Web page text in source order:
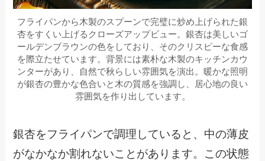
フライパンから木製のスプーンで完璧に炒め上げられた銀
杏をすくい上げるクローズアップビュー。銀杏は美しいゴ
ールデンブラウンの色をしており、そのクリスピーな食感
を際立たせています。背景には素朴な木製のキッチンカウ
ンターがあり、自然で秋らしい雰囲気を演出。暖かな照明
が銀杏の豊かな色合いと木の質感を強調し、居心地の良い
雰囲気を作り出しています。
銀杏をフライパンで調理していると、中の薄皮
がなかなか割れないことがあります。この状態